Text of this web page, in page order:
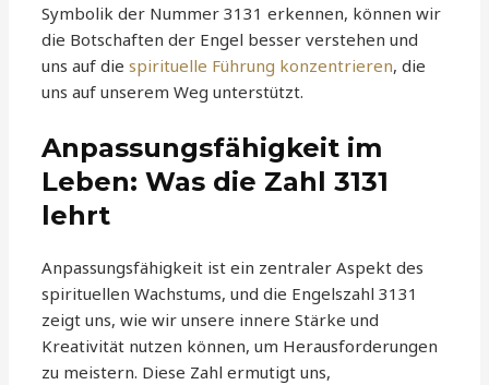
Symbolik der Nummer 3131 erkennen, können wir
die Botschaften der Engel besser verstehen und
uns auf diespirituelle Führung konzentrieren, die
uns auf unserem Weg unterstützt.
Anpassungsfähigkeit im
Leben: Was die Zahl 3131
lehrt
Anpassungsfähigkeit ist ein zentraler Aspekt des
spirituellen Wachstums, und die Engelszahl 3131
zeigt uns, wie wir unsere innere Stärke und
Kreativität nutzen können, um Herausforderungen
zu meistern. Diese Zahl ermutigt uns,